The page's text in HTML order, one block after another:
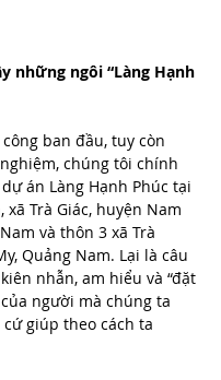
những ngôi “Làng Hạnh
ban đầu, tuy còn
chúng tôi chính
án Làng Hạnh Phúc tại
xã Trà Giác, huyện Nam
và thôn 3 xã Trà
Quảng Nam. Lại là câu
nhẫn, am hiểu và “đặt
người mà chúng ta
giúp theo cách ta